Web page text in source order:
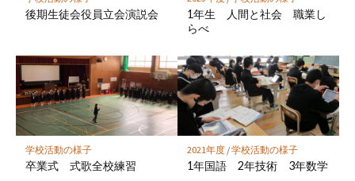
後期生徒会役員立会演説会
1年生 人間と社会 職業し
らべ
学校活動の様子
卒業式 式歌全校練習
2021年度/学校活動の様子
1年国語 2年技術 3年数学